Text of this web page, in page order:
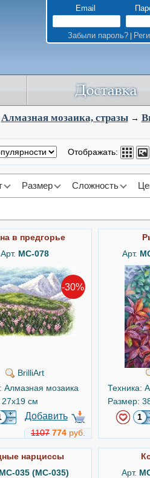
Email
Забыли пароль?|
Алмазная мозаика, стразы→
Отображать:
Размер Сложность
в предгорье
Арт. MC-078
-30%
BrilliArt
Алмазная мозаика
см
Добавить
1107 774 руб.
Арт.
Техника:
Размер:
нарциссы
MC-035 (МС-035)
Арт.